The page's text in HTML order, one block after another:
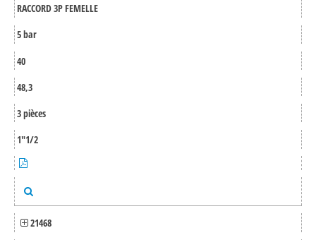
RACCORD 3P FEMELLE
5 bar
40
48,3
3 pièces
1"1/2
21468